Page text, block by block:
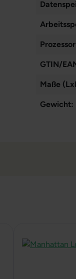
GTIN/
Maße
Gewicht: